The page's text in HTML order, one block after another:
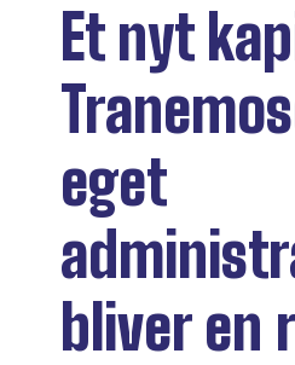
Et nyt
eget
bliver en